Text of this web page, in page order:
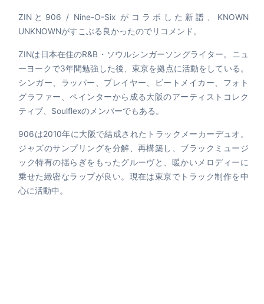
ZINと906 / Nine-O-Six がコラボした新譜、KNOWN
UNKNOWNがすこぶる良かったのでリコメンド。
ZINは日本在住のR&B・ソウルシンガーソングライター。ニュ
ーヨークで3年間勉強した後、東京を拠点に活動をしている。
シンガー、ラッパー、プレイヤー、ビートメイカー、フォト
グラファー、ペインターから成る大阪のアーティストコレク
ティブ、Soulflexのメンバーでもある。
906は2010年に大阪で結成されたトラックメーカーデュオ。
ジャズのサンプリングを分解、再構築し、ブラックミュージ
ック特有の揺らぎをもったグルーヴと、暖かいメロディーに
乗せた緻密なラップが良い。現在は東京でトラック制作を中
心に活動中。